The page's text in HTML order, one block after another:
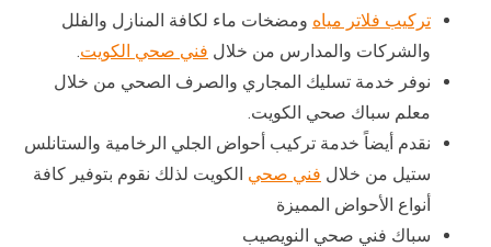
تركيب فلاتر مياه ومضخات ماء لكافة المنازل والفلل
والشركات والمدارس من خلال فني صحي الكويت.
نوفر خدمة تسليك المجاري والصرف الصحي من خلال
معلم سباك صحي الكويت.
نقدم أيضاً خدمة تركيب أحواض الجلي الرخامية والستانلس
ستيل من خلال فني صحي الكويت لذلك نقوم بتوفير كافة
أنواع الأحواض المميزة
سباك فني صحي النويصيب